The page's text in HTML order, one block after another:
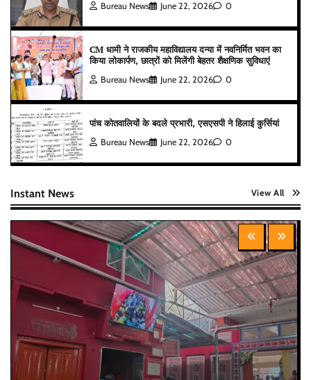
Bureau News June 22, 2026 0
CM धामी ने राजकीय महाविद्यालय दन्या में नवनिर्मित भवन का
किया लोकार्पण, छात्रों को मिलेंगी बेहतर शैक्षणिक सुविधाएं
Bureau News June 22, 2026 0
पांच कोतवालियों के बदले प्रभारी, एसएसपी ने हिलाई कुर्सियां
Bureau News June 22, 2026 0
Instant News View All